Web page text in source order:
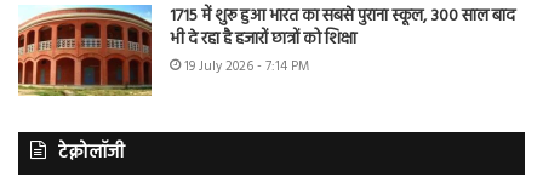
1715 में शुरू हुआ भारत का सबसे पुराना स्कूल, 300 साल बाद
भी दे रहा है हजारों छात्रों को शिक्षा
19 July 2026 - 7:14 PM
टेक्नोलॉजी